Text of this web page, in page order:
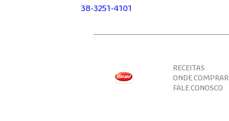
38-3251-4101
RECEITAS
ONDE COMPRAR
FALE CONOSCO